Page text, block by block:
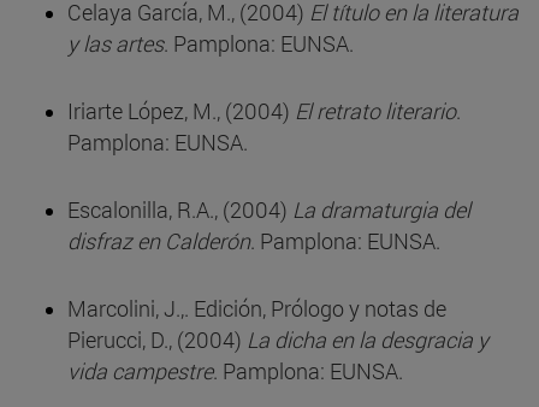
Celaya García, M., (2004) El título en la literatura
y las artes. Pamplona: EUNSA.
Iriarte López, M., (2004) El retrato literario.
Pamplona: EUNSA.
Escalonilla, R.A., (2004) La dramaturgia del
disfraz en Calderón. Pamplona: EUNSA.
Marcolini, J.,. Edición, Prólogo y notas de
Pierucci, D., (2004) La dicha en la desgracia y
vida campestre. Pamplona: EUNSA.